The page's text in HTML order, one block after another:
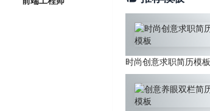
时尚创意求职简历模板